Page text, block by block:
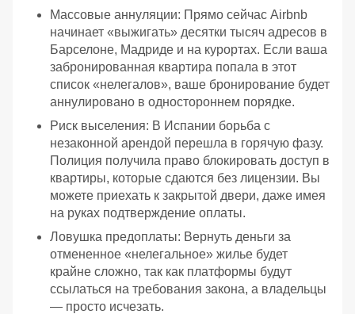
Массовые аннуляции: Прямо сейчас Airbnb
начинает «выжигать» десятки тысяч адресов в
Барселоне, Мадриде и на курортах. Если ваша
забронированная квартира попала в этот
список «нелегалов», ваше бронирование будет
аннулировано в одностороннем порядке.
Риск выселения: В Испании борьба с
незаконной арендой перешла в горячую фазу.
Полиция получила право блокировать доступ в
квартиры, которые сдаются без лицензии. Вы
можете приехать к закрытой двери, даже имея
на руках подтверждение оплаты.
Ловушка предоплаты: Вернуть деньги за
отмененное «нелегальное» жилье будет
крайне сложно, так как платформы будут
ссылаться на требования закона, а владельцы
— просто исчезать.